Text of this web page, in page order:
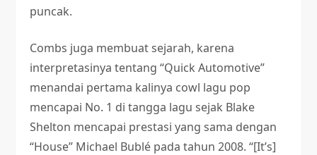
puncak.
Combs juga membuat sejarah, karena
interpretasinya tentang “Quick Automotive”
menandai pertama kalinya cowl lagu pop
mencapai No. 1 di tangga lagu sejak Blake
Shelton mencapai prestasi yang sama dengan
“House” Michael Bublé pada tahun 2008. “[It’s]